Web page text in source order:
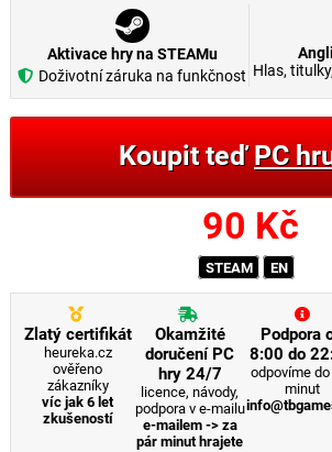
Aktivace hry na STEAMu
Doživotní záruka na funkčnost Hlas,
Koupit teďPC
90 Kč
STEAM EN
Zlatý certifikát
heureka.cz
ověřeno
zákazníky
víc jak 6 let
zkušeností
Okamžité
doručení PC
hry 24/7
licence, návody,
podpora v e-mailu
e-mailem -> za
pár minut hrajete
Podpora
8:00 do
odpovíme
minut